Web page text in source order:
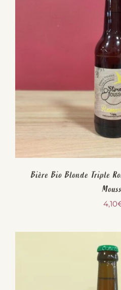
Bière Bio Blonde Triple
4,10